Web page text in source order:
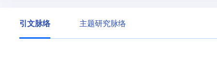
引文脉络 主题研究脉络